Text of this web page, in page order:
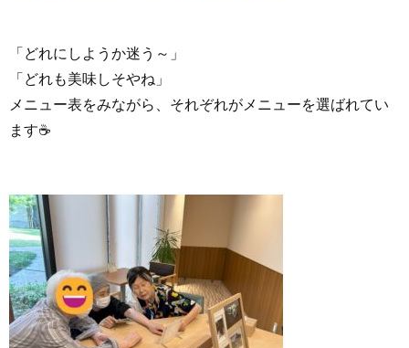
「どれにしようか迷う～」
「どれも美味しそやね」
メニュー表をみながら、それぞれがメニューを選ばれてい
ます☕